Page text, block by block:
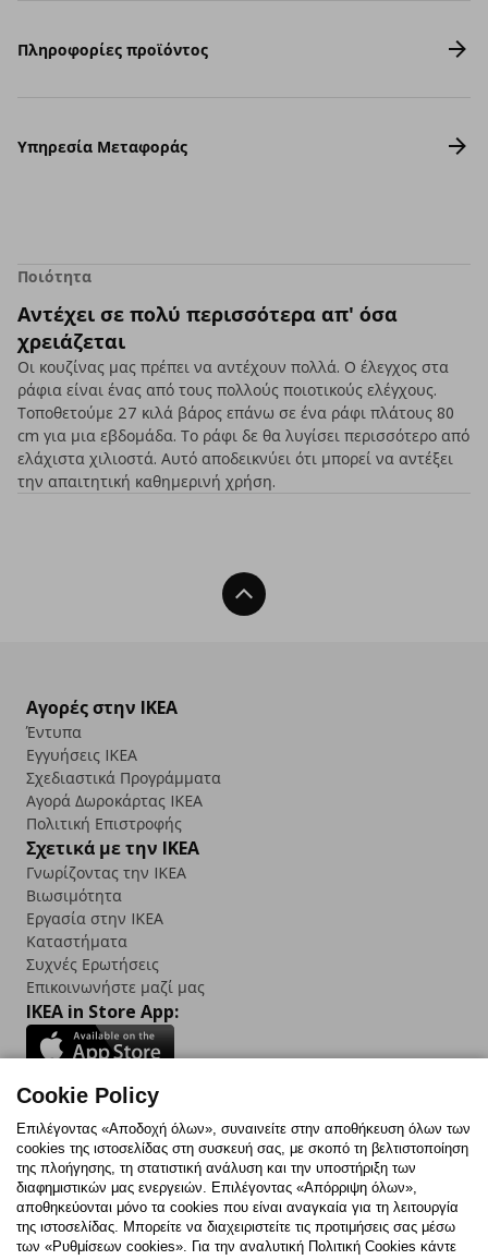
Πληροφορίες προϊόντος
Υπηρεσία Μεταφοράς
Ποιότητα
Αντέχει σε πολύ περισσότερα απ' όσα
χρειάζεται
Οι κουζίνας μας πρέπει να αντέχουν πολλά. Ο έλεγχος στα
ράφια είναι ένας από τους πολλούς ποιοτικούς ελέγχους.
Τοποθετούμε 27 κιλά βάρος επάνω σε ένα ράφι πλάτους 80
cm για μια εβδομάδα. Το ράφι δε θα λυγίσει περισσότερο από
ελάχιστα χιλιοστά. Αυτό αποδεικνύει ότι μπορεί να αντέξει
την απαιτητική καθημερινή χρήση.
Back To Top
Αγορές στην IKEA
Έντυπα
Εγγυήσεις IKEA
Σχεδιαστικά Προγράμματα
Αγορά Δωρoκάρτας IKEA
Πολιτική Επιστροφής
Σχετικά με την IKEA
Γνωρίζοντας την IKEA
Βιωσιμότητα
Εργασία στην IKEA
Καταστήματα
Συχνές Ερωτήσεις
Επικοινωνήστε μαζί μας
IKEA in Store App:
Follow us:
FacebookInstagram
TikTokYoutubePinterestTwitter
Cookie Policy
Επιλέγοντας «Αποδοχή όλων», συναινείτε στην αποθήκευση όλων των
cookies της ιστοσελίδας στη συσκευή σας, με σκοπό τη βελτιστοποίηση
της πλοήγησης, τη στατιστική ανάλυση και την υποστήριξη των
διαφημιστικών μας ενεργειών. Επιλέγοντας «Απόρριψη όλων»,
αποθηκεύονται μόνο τα cookies που είναι αναγκαία για τη λειτουργία
της ιστοσελίδας. Μπορείτε να διαχειριστείτε τις προτιμήσεις σας μέσω
των «Ρυθμίσεων cookies». Για την αναλυτική Πολιτική Cookies κάντε